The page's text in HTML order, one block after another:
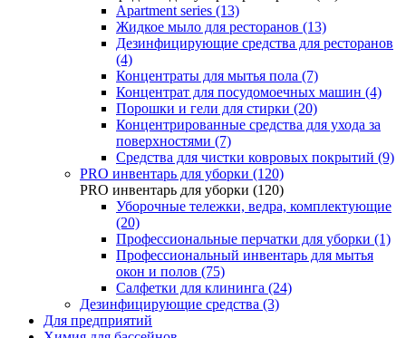
Apartment series (13)
Жидкое мыло для ресторанов (13)
Дезинфицирующие средства для ресторанов
(4)
Концентраты для мытья пола (7)
Концентрат для посудомоечных машин (4)
Порошки и гели для стирки (20)
Концентрированные средства для ухода за
поверхностями (7)
Средства для чистки ковровых покрытий (9)
PRO инвентарь для уборки (120)
PRO инвентарь для уборки (120)
Уборочные тележки, ведра, комплектующие
(20)
Профессиональные перчатки для уборки (1)
Профессиональный инвентарь для мытья
окон и полов (75)
Салфетки для клининга (24)
Дезинфицирующие средства (3)
Для предприятий